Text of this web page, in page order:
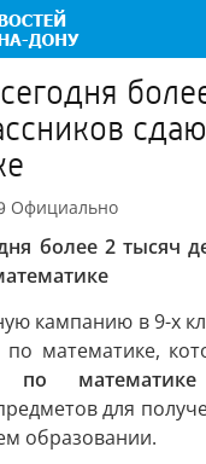
Официально
более 2 тысяч
кампанию в 9-х
по математике,
по математике
для
образовании.